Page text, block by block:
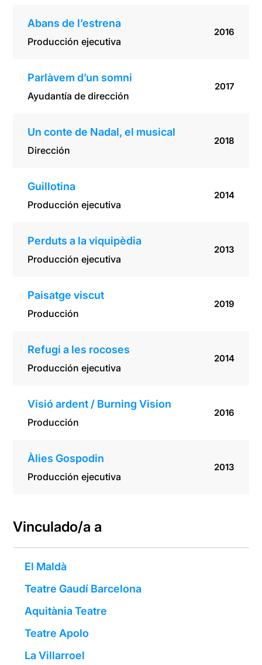
Abans de l’estrena
Producción ejecutiva
2016
Parlàvem d’un somni
Ayudantía de dirección
2017
Un conte de Nadal, el musical
Dirección
2018
Guillotina
Producción ejecutiva
2014
Perduts a la viquipèdia
Producción ejecutiva
2013
Paisatge viscut
Producción
2019
Refugi a les rocoses
Producción ejecutiva
2014
Visió ardent / Burning Vision
Producción
2016
Àlies Gospodin
Producción ejecutiva
2013
Vinculado/a a
El Maldà
Teatre Gaudí Barcelona
Aquitània Teatre
Teatre Apolo
La Villarroel